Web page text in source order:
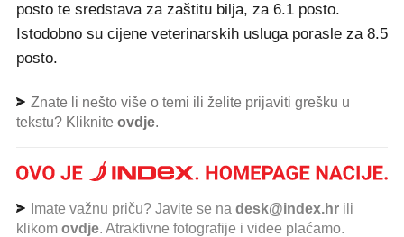
posto te sredstava za zaštitu bilja, za 6.1 posto.
Istodobno su cijene veterinarskih usluga porasle za 8.5
posto.
Znate li nešto više o temi ili želite prijaviti grešku u
tekstu? Kliknite ovdje.
Imate važnu priču? Javite se na desk@index.hr ili
klikom ovdje. Atraktivne fotografije i videe plaćamo.